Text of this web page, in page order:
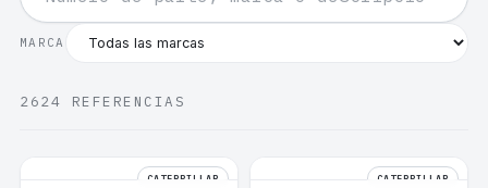
MARCA
2624 REFERENCIAS
CATERPILLAR CATERPILLAR